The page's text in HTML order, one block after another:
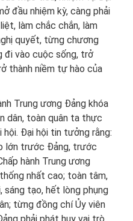
đầu nhiệm kỳ, càng phải
làm chắc chắn, làm
quyết, từng chương
đi vào cuộc sống, trở
thành niềm tự hào của
Trung ương Đảng khóa
dân, toàn quân ta thực
Đại hội tin tưởng rằng:
lớn trước Đảng, trước
hành Trung ương
nhất cao; toàn tâm,
sáng tạo, hết lòng phụng
từng đồng chí Ủy viên
phải phát huy vai trò